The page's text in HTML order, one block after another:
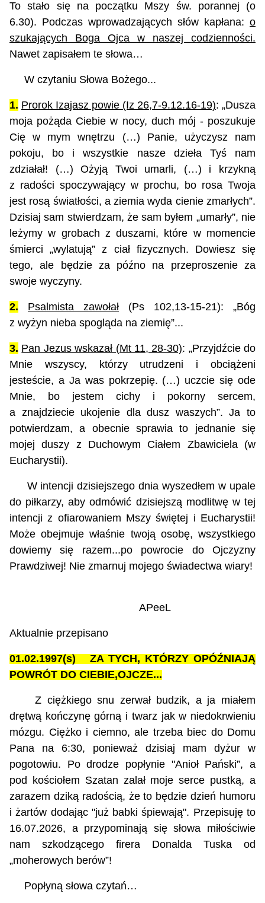
To stało się na początku Mszy św. porannej (o
6.30). Podczas wprowadzających słów kapłana: o
szukających Boga Ojca w naszej codzienności.
Nawet zapisałem te słowa…
W czytaniu Słowa Bożego...
1. Prorok Izajasz powie (Iz 26,7-9.12.16-19): „Dusza
moja pożąda Ciebie w nocy, duch mój - poszukuje
Cię w mym wnętrzu (…) Panie, użyczysz nam
pokoju, bo i wszystkie nasze dzieła Tyś nam
zdziałał! (…) Ożyją Twoi umarli, (…) i krzykną
z radości spoczywający w prochu, bo rosa Twoja
jest rosą światłości, a ziemia wyda cienie zmarłych”.
Dzisiaj sam stwierdzam, że sam byłem „umarły”, nie
leżymy w grobach z duszami, które w momencie
śmierci „wylatują” z ciał fizycznych. Dowiesz się
tego, ale będzie za późno na przeproszenie za
swoje wyczyny.
2. Psalmista zawołał (Ps 102,13-15-21): „Bóg
z wyżyn nieba spogląda na ziemię”...
3. Pan Jezus wskazał (Mt 11, 28-30): „Przyjdźcie do
Mnie wszyscy, którzy utrudzeni i obciążeni
jesteście, a Ja was pokrzepię. (…) uczcie się ode
Mnie, bo jestem cichy i pokorny sercem,
a znajdziecie ukojenie dla dusz waszych”. Ja to
potwierdzam, a obecnie sprawia to jednanie się
mojej duszy z Duchowym Ciałem Zbawiciela (w
Eucharystii).
W intencji dzisiejszego dnia wyszedłem w upale
do piłkarzy, aby odmówić dzisiejszą modlitwę w tej
intencji z ofiarowaniem Mszy świętej i Eucharystii!
Może obejmuje właśnie twoją osobę, wszystkiego
dowiemy się razem...po powrocie do Ojczyzny
Prawdziwej! Nie zmarnuj mojego świadectwa wiary!
APeeL
Aktualnie przepisano
01.02.1997(s) ZA TYCH, KTÓRZY OPÓŹNIAJĄ
POWRÓT DO CIEBIE,OJCZE...
Z ciężkiego snu zerwał budzik, a ja miałem
drętwą kończynę górną i twarz jak w niedokrwieniu
mózgu. Ciężko i ciemno, ale trzeba biec do Domu
Pana na 6:30, ponieważ dzisiaj mam dyżur w
pogotowiu. Po drodze popłynie "Anioł Pański”, a
pod kościołem Szatan zalał moje serce pustką, a
zarazem dziką radością, że to będzie dzień humoru
i żartów dodając "już babki śpiewają". Przepisuję to
16.07.2026, a przypominają się słowa miłościwie
nam szkodzącego firera Donalda Tuska od
„moherowych berów”!
Popłyną słowa czytań…